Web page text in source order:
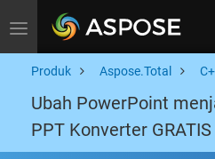
Toggle navigation
Produk Aspose.Total
Ubah PowerPoint
PPT Konverter